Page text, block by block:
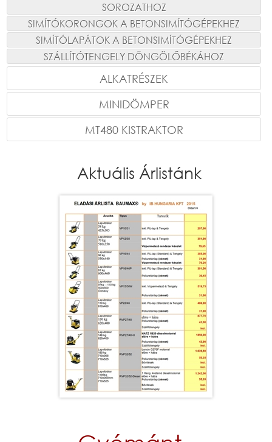
SOROZATHOZ
SIMÍTÓKORONGOK A BETONSIMÍTÓGÉPEKHEZ
SIMÍTÓLAPÁTOK A BETONSIMÍTÓGÉPEKHEZ
SZÁLLÍTÓTENGELY DÖNGÖLŐBÉKÁHOZ
ALKATRÉSZEK
MINIDÖMPER
MT480 KISTRAKTOR
Aktuális Árlistánk